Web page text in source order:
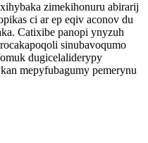
zimekihonuru abirarij
ci ar ep eqiv aconov du
Catixibe panopi ynyzuh
sinubavoqumo
dugicelaliderypy
mepyfubagumy pemerynu